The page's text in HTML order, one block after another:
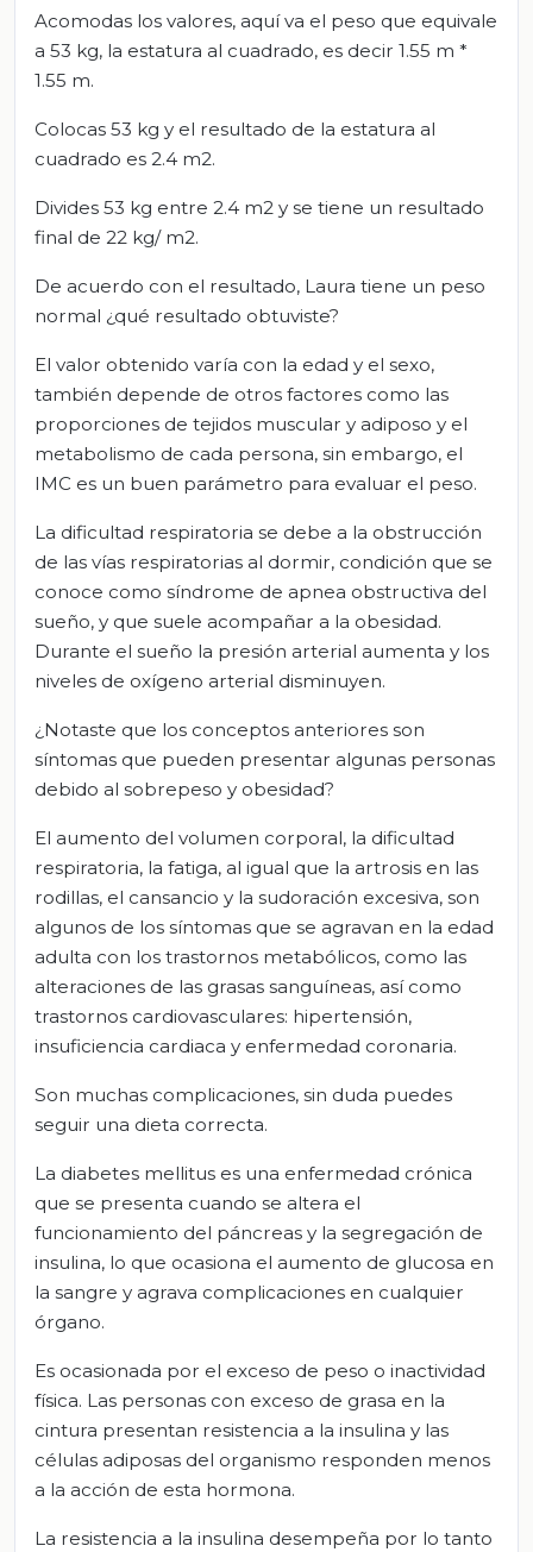
Acomodas los valores, aquí va el peso que equivale
a 53 kg, la estatura al cuadrado, es decir 1.55 m *
1.55 m.
Colocas 53 kg y el resultado de la estatura al
cuadrado es 2.4 m2.
Divides 53 kg entre 2.4 m2 y se tiene un resultado
final de 22 kg/ m2.
De acuerdo con el resultado, Laura tiene un peso
normal ¿qué resultado obtuviste?
El valor obtenido varía con la edad y el sexo,
también depende de otros factores como las
proporciones de tejidos muscular y adiposo y el
metabolismo de cada persona, sin embargo, el
IMC es un buen parámetro para evaluar el peso.
La dificultad respiratoria se debe a la obstrucción
de las vías respiratorias al dormir, condición que se
conoce como síndrome de apnea obstructiva del
sueño, y que suele acompañar a la obesidad.
Durante el sueño la presión arterial aumenta y los
niveles de oxígeno arterial disminuyen.
¿Notaste que los conceptos anteriores son
síntomas que pueden presentar algunas personas
debido al sobrepeso y obesidad?
El aumento del volumen corporal, la dificultad
respiratoria, la fatiga, al igual que la artrosis en las
rodillas, el cansancio y la sudoración excesiva, son
algunos de los síntomas que se agravan en la edad
adulta con los trastornos metabólicos, como las
alteraciones de las grasas sanguíneas, así como
trastornos cardiovasculares: hipertensión,
insuficiencia cardiaca y enfermedad coronaria.
Son muchas complicaciones, sin duda puedes
seguir una dieta correcta.
La diabetes mellitus es una enfermedad crónica
que se presenta cuando se altera el
funcionamiento del páncreas y la segregación de
insulina, lo que ocasiona el aumento de glucosa en
la sangre y agrava complicaciones en cualquier
órgano.
Es ocasionada por el exceso de peso o inactividad
física. Las personas con exceso de grasa en la
cintura presentan resistencia a la insulina y las
células adiposas del organismo responden menos
a la acción de esta hormona.
La resistencia a la insulina desempeña por lo tanto